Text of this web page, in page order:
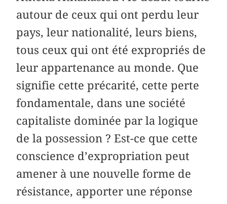
autour de ceux qui ont perdu leur
pays, leur nationalité, leurs biens,
tous ceux qui ont été expropriés de
leur appartenance au monde. Que
signifie cette précarité, cette perte
fondamentale, dans une société
capitaliste dominée par la logique
de la possession ? Est-ce que cette
conscience d’expropriation peut
amener à une nouvelle forme de
résistance, apporter une réponse